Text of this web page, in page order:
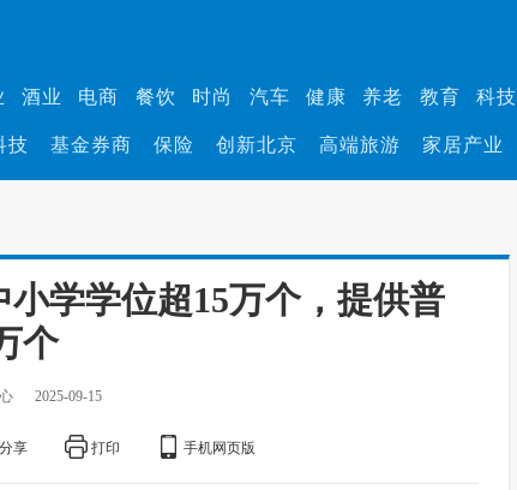
酒业 电商 餐饮 时尚 汽车 健康 养老 教育 科技
技 基金券商 保险 创新北京 高端旅游 家居产业
学学位超15万个，提供普
个
2025-09-15
分享 打印 手机网页版